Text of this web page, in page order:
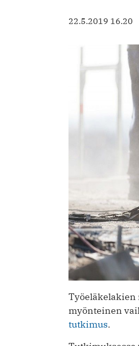
22.5.2019 16.20
myönteinen
tutkimus.